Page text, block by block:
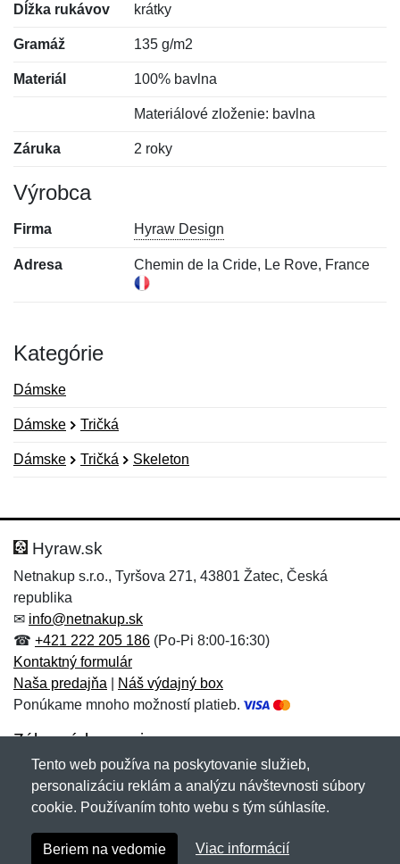
Dĺžka rukávov krátky
Gramáž 135 g/m2
Materiál 100% bavlna
Materiálové zloženie: bavlna
Záruka 2 roky
Výrobca
Firma Hyraw Design
Adresa Chemin de la Cride, Le Rove, France
Kategórie
Dámske
Dámske Tričká
Dámske Tričká Skeleton
Hodnotenie:
Meno:*
E-mail:
Správa*
Meno:
E-mail:*
Správa*
Hyraw.sk
Netnakup s.r.o., Tyršova 271, 43801 Žatec, Česká
republika
✉ info@netnakup.sk
☎ +421 222 205 186 (Po-Pi 8:00-16:30)
Kontaktný formulár
Naša predajňa
Náš výdajný box
Ponúkame mnoho možností platieb.
Zákaznícky servis
Novinky emailom
Copyright © 2007-2026 (19 rokov s vami)Netnakup.sk
Tento web používa na poskytovanie služieb,
personalizáciu reklám a analýzu návštevnosti súbory
cookie. Používaním tohto webu s tým súhlasíte.
Beriem na vedomie Viac informácií